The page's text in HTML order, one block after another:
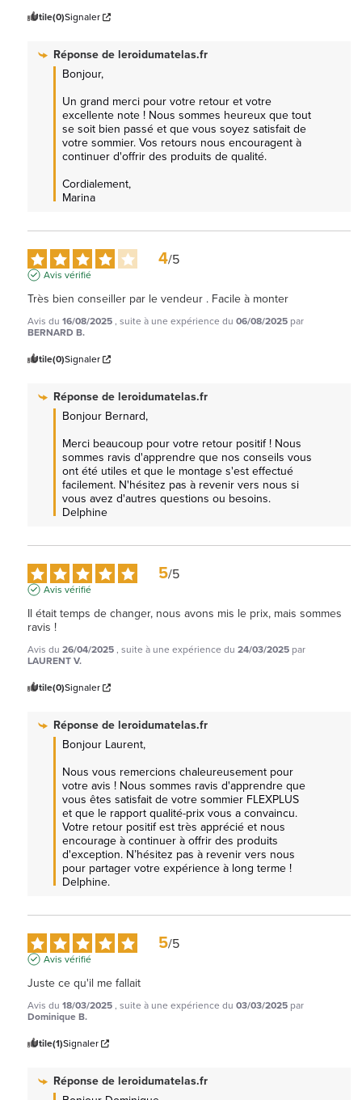
Utile(0)Signaler
Réponse deleroidumatelas.fr
Bonjour,
Un grand merci pour votre retour et votre
excellente note ! Nous sommes heureux que tout
se soit bien passé et que vous soyez satisfait de
votre sommier. Vos retours nous encouragent à
continuer d'offrir des produits de qualité.
Cordialement,
Marina
4/5
Avis vérifié
Très bien conseiller par le vendeur . Facile à monter
Avis du 16/08/2025, suite à une expérience du 06/08/2025 par
BERNARD B.
Utile(0)Signaler
Réponse deleroidumatelas.fr
Bonjour Bernard,
Merci beaucoup pour votre retour positif ! Nous
sommes ravis d'apprendre que nos conseils vous
ont été utiles et que le montage s'est effectué
facilement. N'hésitez pas à revenir vers nous si
vous avez d'autres questions ou besoins.
Delphine
5/5
Avis vérifié
Il était temps de changer, nous avons mis le prix, mais sommes
ravis !
Avis du 26/04/2025, suite à une expérience du 24/03/2025 par
LAURENT V.
Utile(0)Signaler
Réponse deleroidumatelas.fr
Bonjour Laurent,
Nous vous remercions chaleureusement pour
votre avis ! Nous sommes ravis d'apprendre que
vous êtes satisfait de votre sommier FLEXPLUS
et que le rapport qualité-prix vous a convaincu.
Votre retour positif est très apprécié et nous
encourage à continuer à offrir des produits
d'exception. N’hésitez pas à revenir vers nous
pour partager votre expérience à long terme !
Delphine.
5/5
Avis vérifié
Juste ce qu'il me fallait
Avis du 18/03/2025, suite à une expérience du 03/03/2025 par
Dominique B.
Utile(1)Signaler
Réponse deleroidumatelas.fr